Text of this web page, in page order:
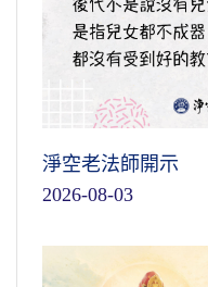
淨空老法師開示
2026-08-03